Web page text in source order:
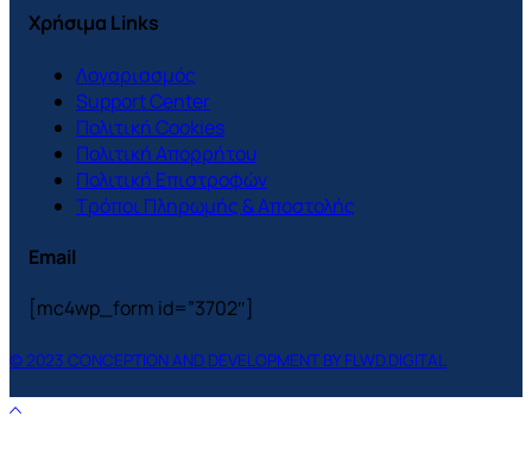
Χρήσιμα Links
Λογαριασμός
Support Center
Πολιτική Cookies
Πολιτική Απορρήτου
Πολιτική Επιστροφών
Τρόποι Πληρωμής & Αποστολής
Email
[mc4wp_form id=”3702″]
© 2023 CONCEPTION AND DEVELOPMENT BY FLWD.DIGITAL